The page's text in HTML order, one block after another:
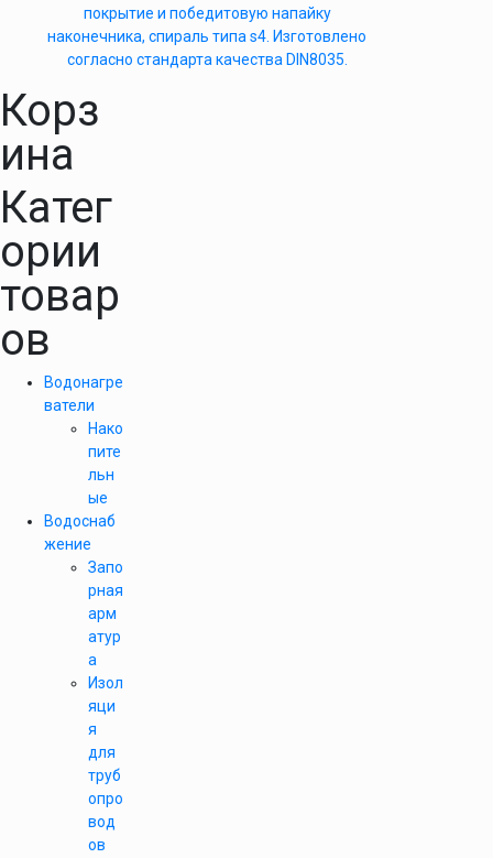
покрытие и победитовую напайку
наконечника, спираль типа s4. Изготовлено
согласно стандарта качества DIN8035.
Корз
ина
Катег
ории
товар
ов
Водонагре
ватели
Нако
пите
льн
ые
Водоснаб
жение
Запо
рная
арм
атур
а
Изол
яци
я
для
труб
опро
вод
ов